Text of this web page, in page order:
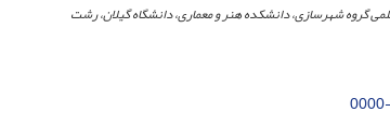
گروه شهرسازی، دانشکده هنر و معماری، دانشگاه گیلان، رشت